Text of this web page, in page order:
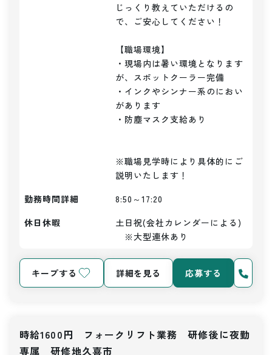
じっくり教えていただけるの
で、ご安心してください！
【職場環境】
・現場内は暑い環境となります
が、スポットクーラー完備
・インクやシンナー系のにおい
があります
・防塵マスク支給あり
※職場見学時により具体的にご
説明いたします！
勤務時間詳細
8:50～17:20
休日休暇
土日祝(会社カレンダーによる)
※大型連休あり
キープする 詳細を見る 応募する
時給1600円 フォークリフト業務 研修後に夜勤
専属 研修地久喜市